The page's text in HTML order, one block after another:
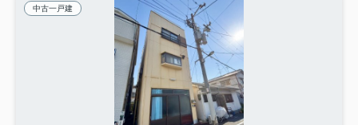
中古一戸建